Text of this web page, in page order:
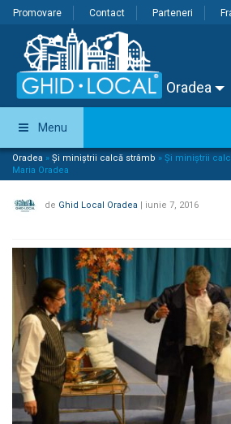
Promovare Contact Parteneri
Oradea
Menu
Oradea » Și miniștrii calcă strâmb » Și miniștrii
Maria Oradea
de Ghid Local Oradea | iunie 7, 2016